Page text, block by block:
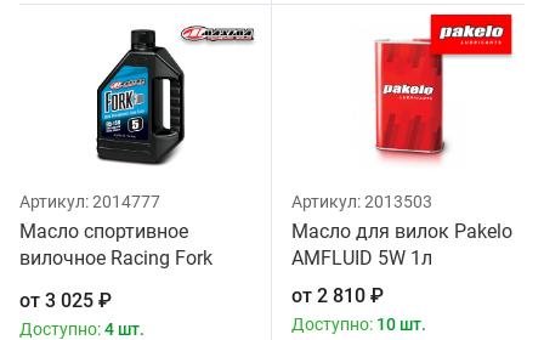
Артикул:2014777
Масло спортивное
вилочное Racing Fork
1 литр
от 3 025 ₽
Доступно:4 шт.
Артикул:2013503
Масло для вилок Pakelo
AMFLUID 5W 1л
от 2 810 ₽
Доступно: 10 шт.